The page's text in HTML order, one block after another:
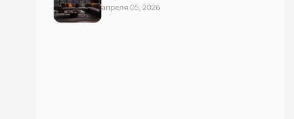
апреля 05, 2026